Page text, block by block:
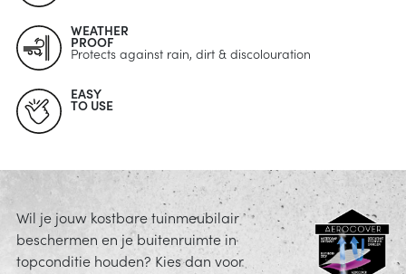
WEATHER
PROOF
Protects against rain, dirt & discolouration
EASY
TO USE
Wil je jouw kostbare tuinmeubilair
beschermen en je buitenruimte in
topconditie houden? Kies dan voor